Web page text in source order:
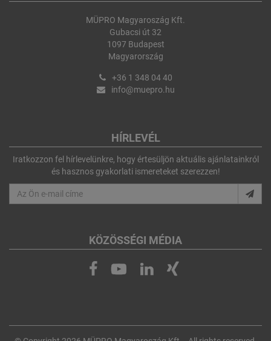
MÜPRO Magyaroszág Kft.
Gubacsi út 32
1097 Budapest
Magyarország
+36 1 348 04 40
info@muepro.hu
HÍRLEVÉL
Iratkozzon fel hírlevelünkre, hogy értesüljön aktuális ajánlatainkról
és hasznos gyakorlati ismereteket szerezzen!
KÖZÖSSÉGI MÉDIA